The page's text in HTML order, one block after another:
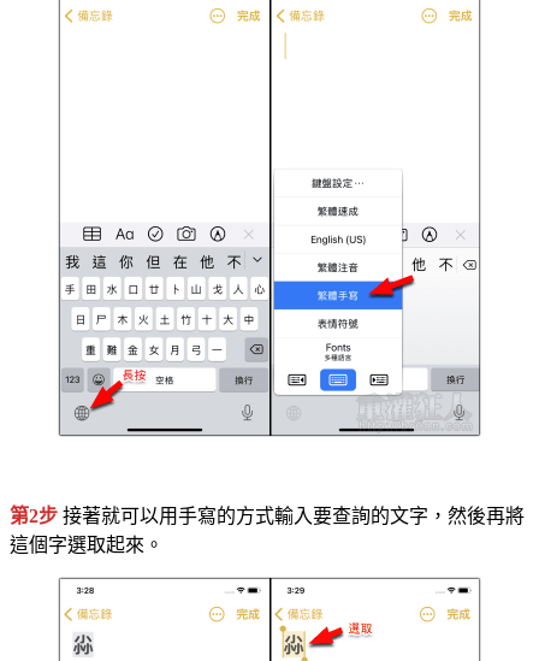
第2步 接著就可以用手寫的方式輸入要查詢的文字，然後再將
這個字選取起來。